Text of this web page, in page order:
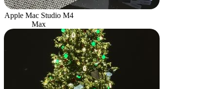
Apple Mac Studio M4
Max